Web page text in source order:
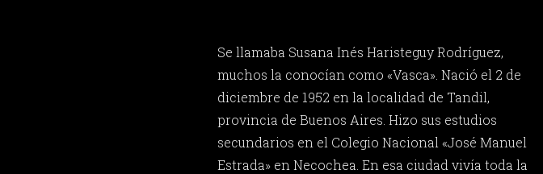
Se llamaba Susana Inés Haristeguy Rodríguez,
muchos la conocían como «Vasca». Nació el 2 de
diciembre de 1952 en la localidad de Tandil,
provincia de Buenos Aires. Hizo sus estudios
secundarios en el Colegio Nacional «José Manuel
Estrada» en Necochea. En esa ciudad vivía toda la